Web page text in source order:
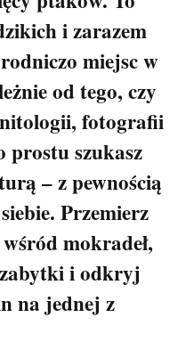
i zarazem
miejsc w
od tego, czy
fotografii
prostu szukasz
– z pewnością
Przemierz
mokradeł,
i odkryj
na jednej z